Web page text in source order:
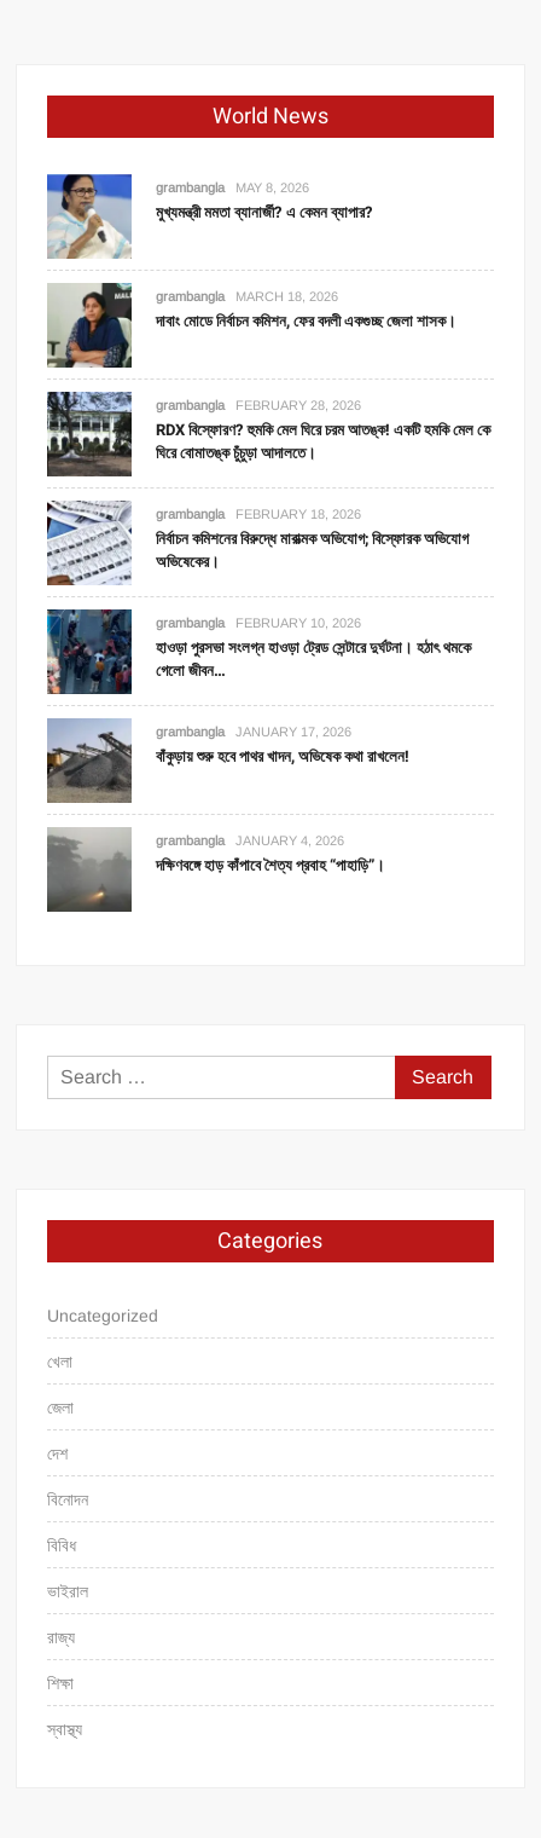
World News
grambangla MAY 8, 2026
মুখ্যমন্ত্রী মমতা ব্যানার্জী? এ কেমন ব্যাপার?
grambangla MARCH 18, 2026
দাবাং মোডে নির্বাচন কমিশন, ফের বদলী একগুচ্ছ জেলা শাসক।
grambangla FEBRUARY 28, 2026
RDX বিস্ফোরণ? হুমকি মেল ঘিরে চরম আতঙ্ক! একটি হমকি মেল কে
ঘিরে বোমাতঙ্ক চুঁচুড়া আদালতে।
grambangla FEBRUARY 18, 2026
নির্বাচন কমিশনের বিরুদ্ধে মারাত্মক অভিযোগ; বিস্ফোরক অভিযোগ
অভিষেকের।
grambangla FEBRUARY 10, 2026
হাওড়া পুরসভা সংলগ্ন হাওড়া ট্রেড সেন্টারে দুর্ঘটনা। হঠাৎ থমকে
গেলো জীবন…
grambangla JANUARY 17, 2026
বাঁকুড়ায় শুরু হবে পাথর খাদন, অভিষেক কথা রাখলেন!
grambangla JANUARY 4, 2026
দক্ষিণবঙ্গে হাড় কাঁপাবে শৈত্য প্রবাহ “পাহাড়ি”।
Search
for:
Categories
Uncategorized
খেলা
জেলা
দেশ
বিনোদন
বিবিধ
ভাইরাল
রাজ্য
শিক্ষা
স্বাস্থ্য